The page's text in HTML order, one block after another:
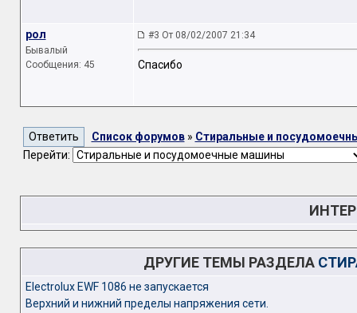
рол
Бывалый
Сообщения: 45
#3 От 08/02/2007 21:34
Спасибо
Список форумов» Стиральные и
Перейти:
ДРУГИЕ ТЕМЫ РАЗДЕЛА
Electrolux EWF 1086 не запускается
Верхний и нижний пределы напряжения сети.